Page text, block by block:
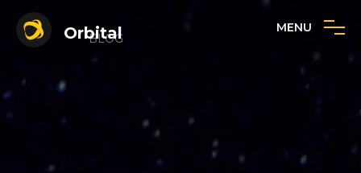
Orbital
BLOG
MENU